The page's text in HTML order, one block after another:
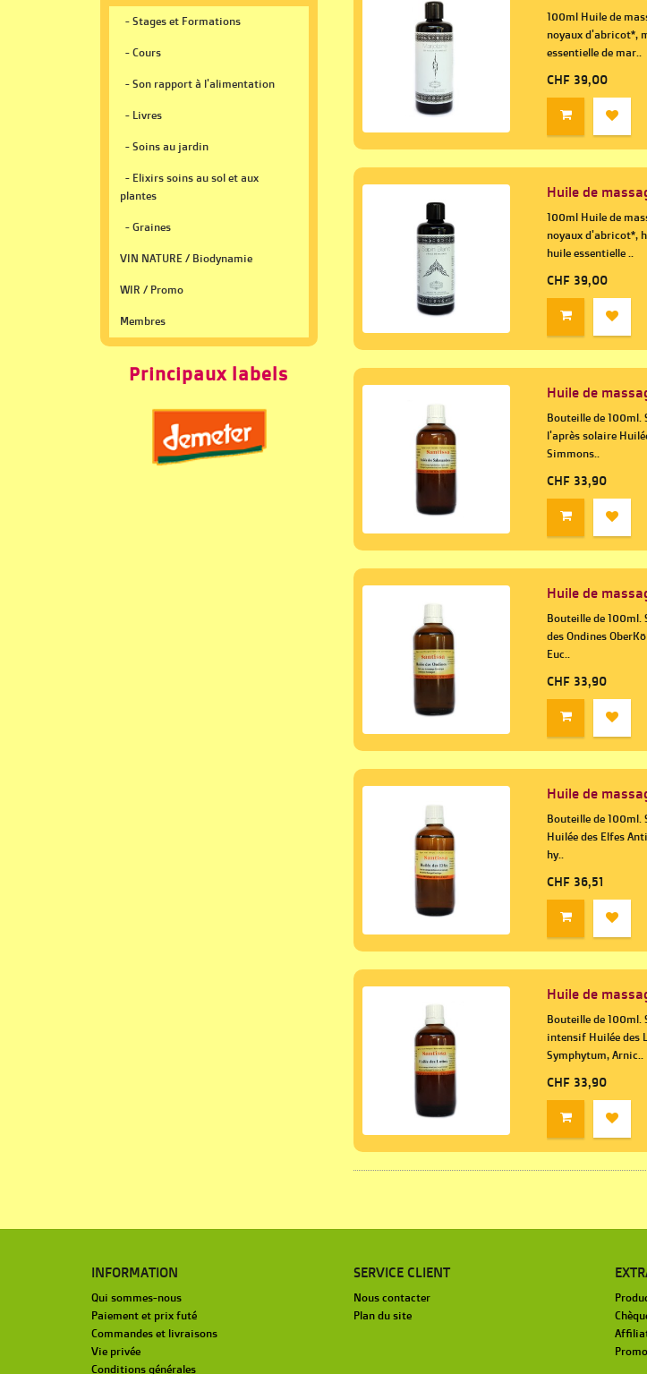
- Stages et Formations
- Cours
- Son rapport à l'alimentation
- Livres
- Soins au jardin
- Elixirs soins au sol et aux
plantes
- Graines
VIN NATURE / Biodynamie
WIR / Promo
Membres
Principaux labels
100ml Huile de
noyaux d'abricot*,
essentielle de mar..
CHF 39,00
Huile de
100ml Huile de
noyaux d'abricot*,
huile essentielle ..
CHF 39,00
Huile de
Bouteille de 100ml.
l'après solaire
Simmons..
CHF 33,90
Huile de
Bouteille de 100ml.
des Ondines
Euc..
CHF 33,90
Huile de
Bouteille de 100ml.
Huilée des Elfes
hy..
CHF 36,51
Huile de
Bouteille de 100ml.
intensif Huilée des
Symphytum, Arnic..
CHF 33,90
INFORMATION
Qui sommes-nous
Paiement et prix futé
Commandes et livraisons
Vie privée
Conditions générales
SERVICE CLIENT
Nous contacter
Plan du site